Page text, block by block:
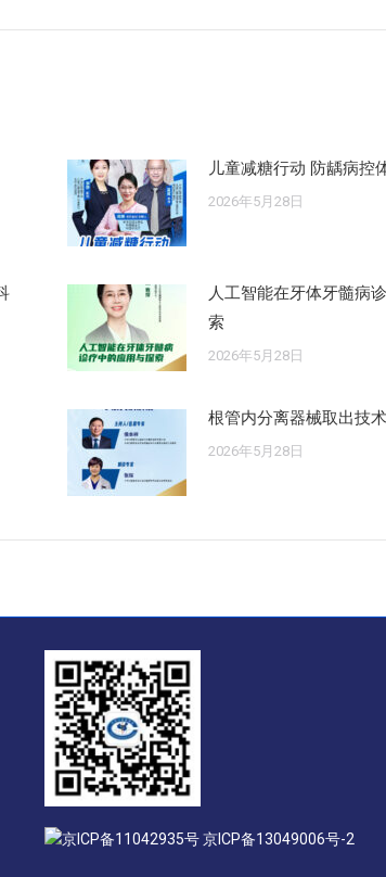
的
儿童减糖行动 防龋病控
2026年5月28日
人工智能在牙体牙髓病
索
2026年5月28日
根管内分离器械取出技
2026年5月28日
京ICP备11042935号 京ICP备13049006号-2